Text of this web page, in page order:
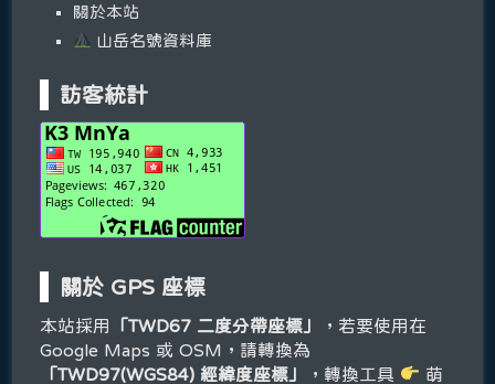
關於本站
山岳名號資料庫
訪客統計
關於 GPS 座標
本站採用 「TWD67 二度分帶座標」
，若要使用在
Google Maps 或 OSM，請轉換為
「TWD97(WGS84) 經緯度座標」
，轉換工具
萌